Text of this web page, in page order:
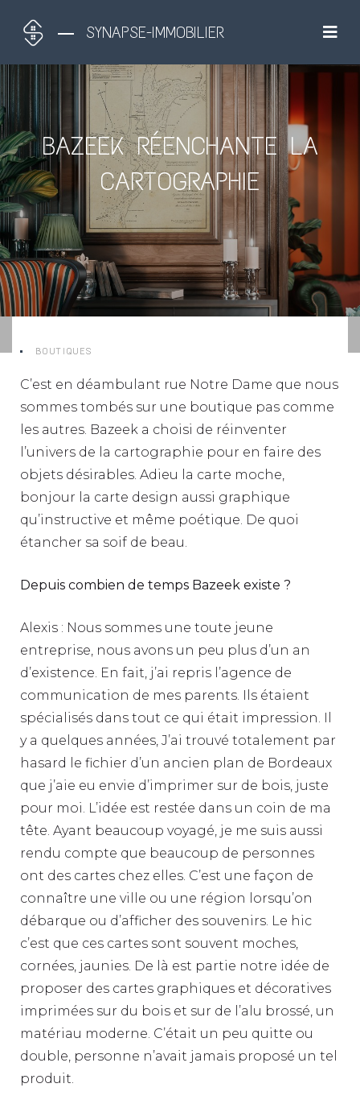
SYNAPSE-IMMOBILIER
BAZEEK RÉENCHANTE LA
CARTOGRAPHIE
BOUTIQUES
C’est en déambulant rue Notre Dame que nous
sommes tombés sur une boutique pas comme
les autres. Bazeek a choisi de réinventer
l’univers de la cartographie pour en faire des
objets désirables. Adieu la carte moche,
bonjour la carte design aussi graphique
qu’instructive et même poétique. De quoi
étancher sa soif de beau.
Depuis combien de temps Bazeek existe ?
Alexis : Nous sommes une toute jeune
entreprise, nous avons un peu plus d’un an
d’existence. En fait, j’ai repris l’agence de
communication de mes parents. Ils étaient
spécialisés dans tout ce qui était impression. Il
y a quelques années, J’ai trouvé totalement par
hasard le fichier d’un ancien plan de Bordeaux
que j’aie eu envie d’imprimer sur de bois, juste
pour moi. L’idée est restée dans un coin de ma
tête. Ayant beaucoup voyagé, je me suis aussi
rendu compte que beaucoup de personnes
ont des cartes chez elles. C’est une façon de
connaître une ville ou une région lorsqu’on
débarque ou d’afficher des souvenirs. Le hic
c’est que ces cartes sont souvent moches,
cornées, jaunies. De là est partie notre idée de
proposer des cartes graphiques et décoratives
imprimées sur du bois et sur de l’alu brossé, un
matériau moderne. C’était un peu quitte ou
double, personne n’avait jamais proposé un tel
produit.